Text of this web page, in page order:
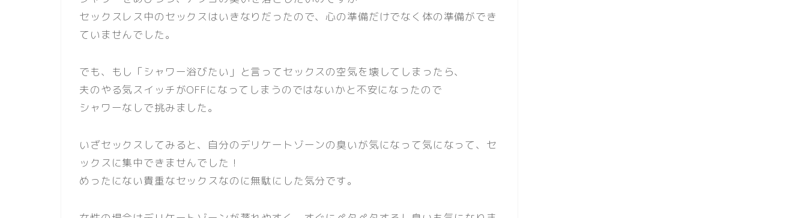
セックスレス中のセックスはいきなりだったので、心の準備だけでなく体の準備ができ
ていませんでした。
でも、もし「シャワー浴びたい」と言ってセックスの空気を壊してしまったら、
夫のやる気スイッチがOFFになってしまうのではないかと不安になったので
シャワーなしで挑みました。
いざセックスしてみると、自分のデリケートゾーンの臭いが気になって気になって、セ
ックスに集中できませんでした！
めったにない貴重なセックスなのに無駄にした気分です。